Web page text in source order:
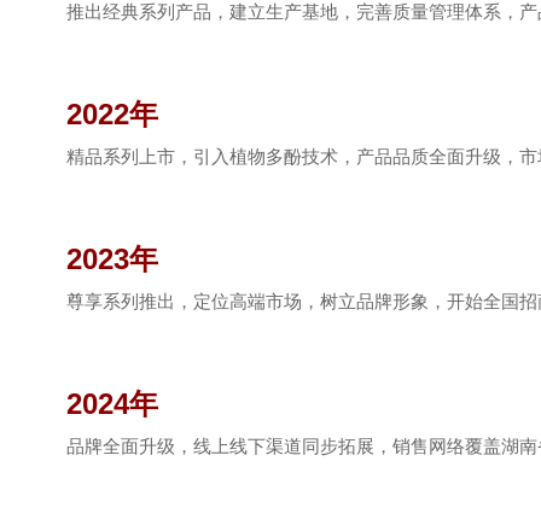
推出经典系列产品，建立生产基地，完善质量管理体系，
2022年
精品系列上市，引入植物多酚技术，产品品质全面升级，
2023年
尊享系列推出，定位高端市场，树立品牌形象，开始全国
2024年
品牌全面升级，线上线下渠道同步拓展，销售网络覆盖湖